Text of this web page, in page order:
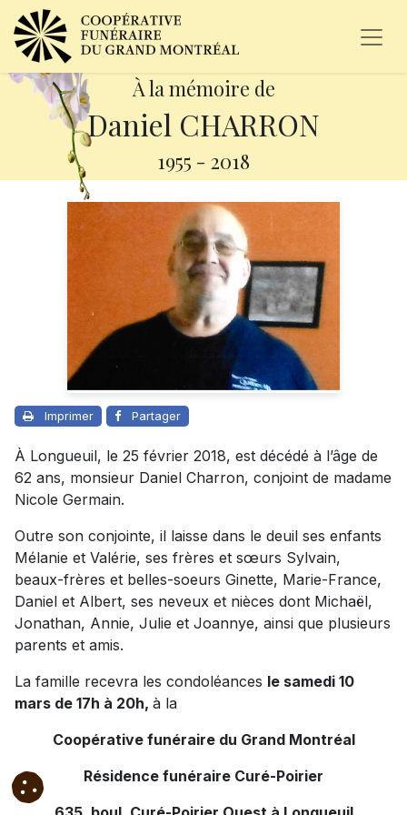
À la mémoire de
Daniel CHARRON
1955 - 2018
Imprimer Partager
À Longueuil, le 25 février 2018, est décédé à l’âge de
62 ans, monsieur Daniel Charron, conjoint de madame
Nicole Germain.
Outre son conjointe, il laisse dans le deuil ses enfants
Mélanie et Valérie, ses frères et sœurs Sylvain,
beaux-frères et belles-soeurs Ginette, Marie-France,
Daniel et Albert, ses neveux et nièces dont Michaël,
Jonathan, Annie, Julie et Joannye, ainsi que plusieurs
parents et amis.
La famille recevra les condoléances le samedi 10
mars de 17h à 20h, à la
Coopérative funéraire du Grand Montréal
Résidence funéraire Curé-Poirier